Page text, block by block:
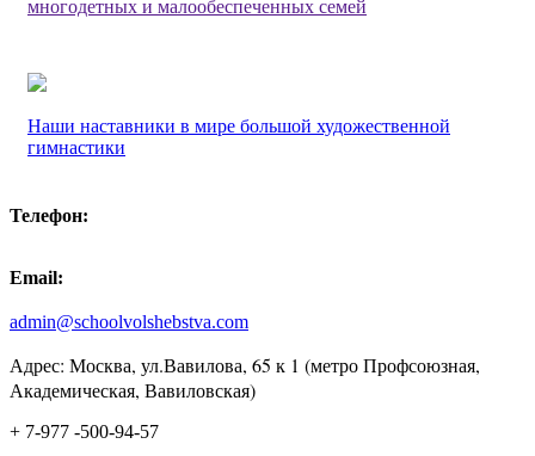
многодетных и малообеспеченных семей
Наши наставники в мире большой художественной
гимнастики
Телефон:
Email:
admin@schoolvolshebstva.com
Адрес: Москва, ул.Вавилова, 65 к 1 (метро Профсоюзная,
Академическая, Вавиловская)
+ 7-977 -500-94-57